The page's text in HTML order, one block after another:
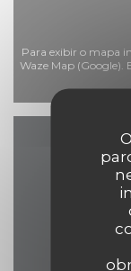
Para exibir o mapa
Waze Map (Google).